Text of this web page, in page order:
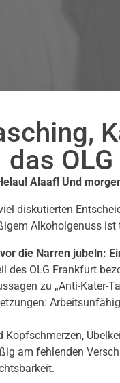
das
Alaaf! Und
diskutierten
Alkoholgenuss ist
die Narren jubeln:
des OLG Frankfurt
zu „Anti-Kater-
Kopfschmerzen,
am fehlenden